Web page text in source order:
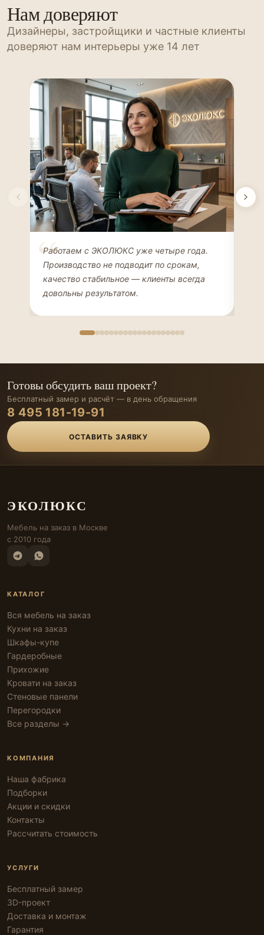
Нам доверяют
Дизайнеры, застройщики и частные клиенты
доверяют нам интерьеры уже 14 лет
Елена Соколова
ДИЗАЙНЕР ИНТЕРЬЕРОВ
Работаем с ЭКОЛЮКС уже четыре года.
Производство не подводит по срокам,
качество стабильное — клиенты всегда
довольны результатом.
Готовы обсудить ваш проект?
Бесплатный замер и расчёт — в день обращения
8 495 181-19-91
ОСТАВИТЬ ЗАЯВКУ
ЭКОЛЮКС
Мебель на заказ в Москве
с 2010 года
КАТАЛОГ
Вся мебель на заказ
Кухни на заказ
Шкафы-купе
Гардеробные
Прихожие
Кровати на заказ
Стеновые панели
Перегородки
Все разделы →
КОМПАНИЯ
Наша фабрика
Подборки
Акции и скидки
Контакты
Рассчитать стоимость
УСЛУГИ
Бесплатный замер
3D-проект
Доставка и монтаж
Гарантия